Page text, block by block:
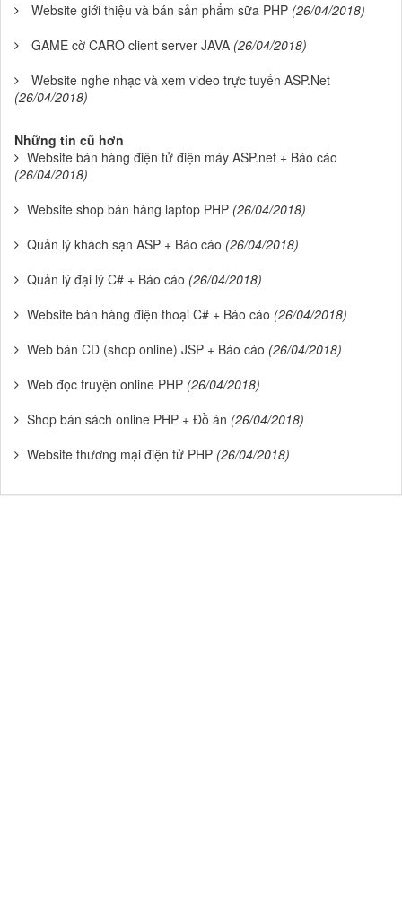
Website giới thiệu và bán sản phẩm sữa PHP (26/04/2018)
GAME cờ CARO client server JAVA (26/04/2018)
Website nghe nhạc và xem video trực tuyến ASP.Net
(26/04/2018)
Những tin cũ hơn
Website bán hàng điện tử điện máy ASP.net + Báo cáo
(26/04/2018)
Website shop bán hàng laptop PHP (26/04/2018)
Quản lý khách sạn ASP + Báo cáo (26/04/2018)
Quản lý đại lý C# + Báo cáo (26/04/2018)
Website bán hàng điện thoại C# + Báo cáo (26/04/2018)
Web bán CD (shop online) JSP + Báo cáo (26/04/2018)
Web đọc truyện online PHP (26/04/2018)
Shop bán sách online PHP + Đồ án (26/04/2018)
Website thương mại điện tử PHP (26/04/2018)